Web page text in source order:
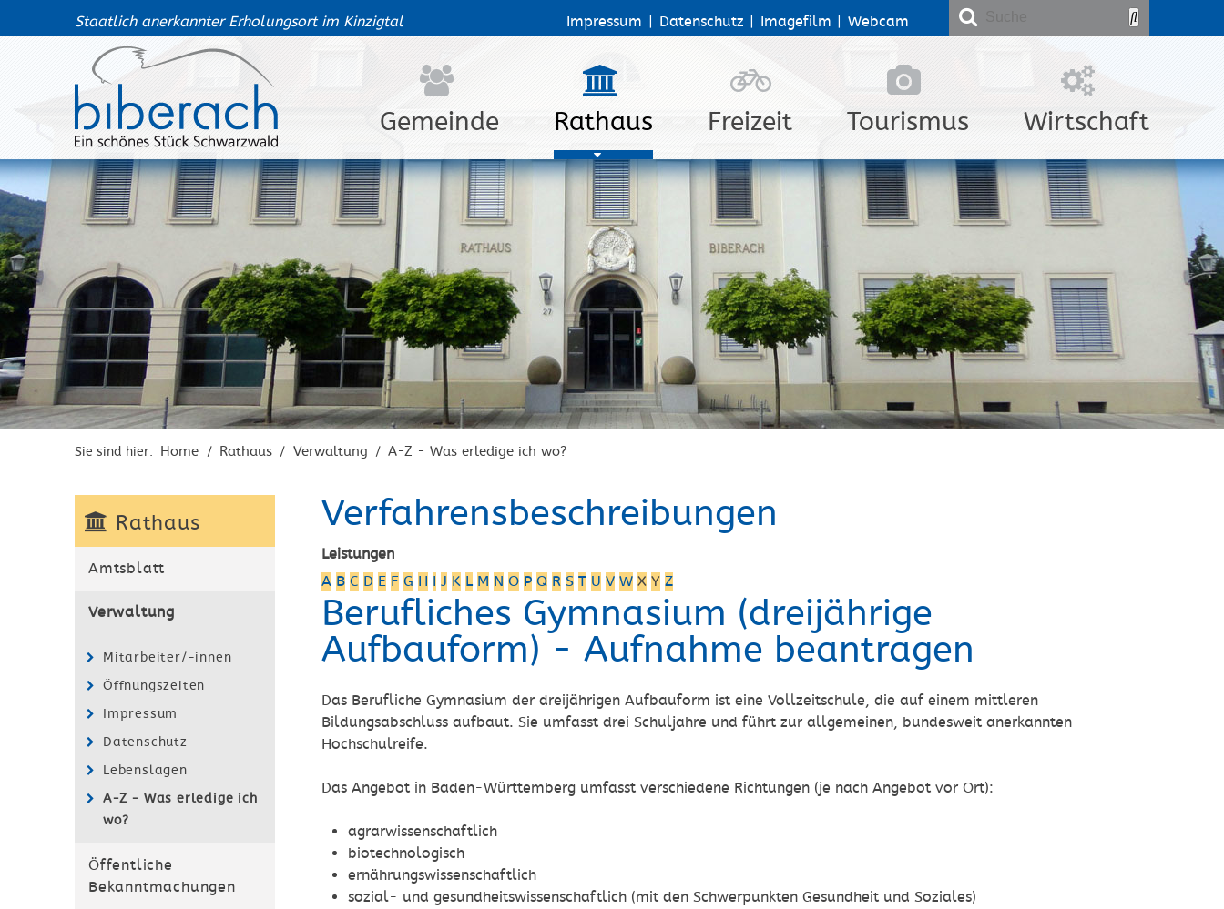
Staatlich anerkannter Erholungsort im Kinzigtal Impressum Datenschutz Imagefilm Webcam
Gemeinde Rathaus Freizeit Tourismus Wirtschaft
Sie sind hier: Home / Rathaus / Verwaltung / A-Z - Was erledige ich wo?
Rathaus
Amtsblatt
Verwaltung
Mitarbeiter/-innen
Öffnungszeiten
Impressum
Datenschutz
Lebenslagen
A-Z - Was erledige ich
wo?
Öffentliche
Bekanntmachungen
Verfahrensbeschreibungen
Leistungen
A B C D E F G H I J K L M N O P Q R S T U V W X Y Z
Berufliches Gymnasium (dreijährige
Aufbauform) - Aufnahme beantragen
Das Berufliche Gymnasium der dreijährigen Aufbauform ist eine Vollzeitschule, die auf einem mittleren
Bildungsabschluss aufbaut. Sie umfasst drei Schuljahre und führt zur allgemeinen, bundesweit anerkannten
Hochschulreife.
Das Angebot in Baden-Württemberg umfasst verschiedene Richtungen (je nach Angebot vor Ort):
agrarwissenschaftlich
biotechnologisch
ernährungswissenschaftlich
sozial- und gesundheitswissenschaftlich (mit den Schwerpunkten Gesundheit und Soziales)